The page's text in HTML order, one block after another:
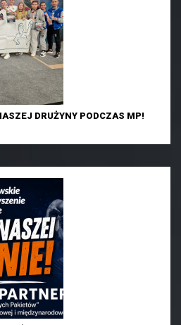
DRUŻYNY PODCZAS MP!